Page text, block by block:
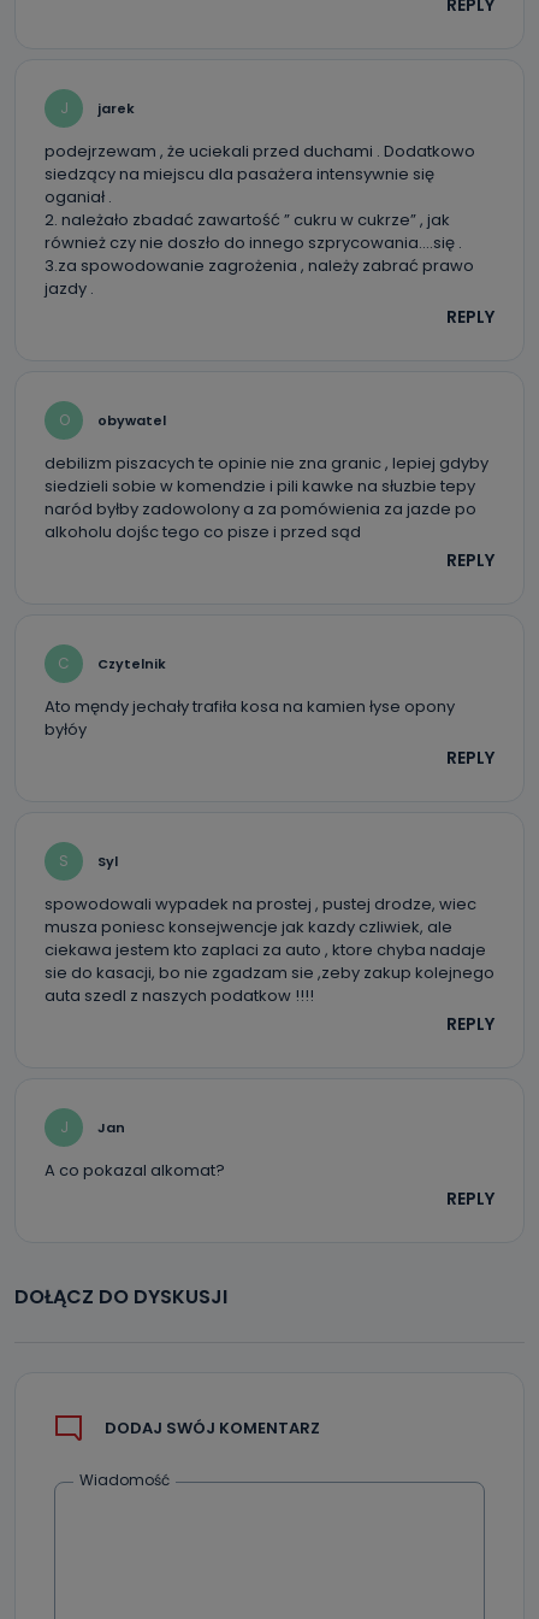
REPLY
J jarek
podejrzewam , że uciekali przed duchami . Dodatkowo
siedzący na miejscu dla pasażera intensywnie się
oganiał .
2. należało zbadać zawartość ” cukru w cukrze” , jak
również czy nie doszło do innego szprycowania….się .
3.za spowodowanie zagrożenia , należy zabrać prawo
jazdy .
REPLY
O obywatel
debilizm piszacych te opinie nie zna granic , lepiej gdyby
siedzieli sobie w komendzie i pili kawke na słuzbie tepy
naród byłby zadowolony a za pomówienia za jazde po
alkoholu dojśc tego co pisze i przed sąd
REPLY
C Czytelnik
Ato męndy jechały trafiła kosa na kamien łyse opony
byłóy
REPLY
S Syl
spowodowali wypadek na prostej , pustej drodze, wiec
musza poniesc konsejwencje jak kazdy czliwiek, ale
ciekawa jestem kto zaplaci za auto , ktore chyba nadaje
sie do kasacji, bo nie zgadzam sie ,zeby zakup kolejnego
auta szedl z naszych podatkow !!!!
REPLY
J Jan
A co pokazal alkomat?
REPLY
DOŁĄCZ DO DYSKUSJI
DODAJ SWÓJ KOMENTARZ
Wiadomość